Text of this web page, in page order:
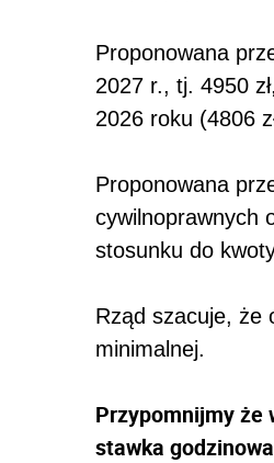
Proponowana
2027 r., tj. 4950
2026 roku (4806
Proponowana
cywilnoprawnych
stosunku do
Rząd szacuje, że
minimalnej.
Przypomnijmy że
stawka